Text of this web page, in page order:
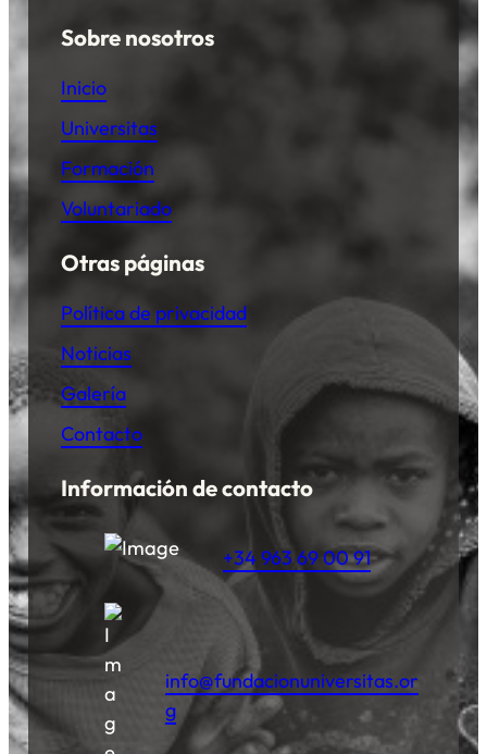
Sobre nosotros
Inicio
Universitas
Formación
Voluntariado
Otras páginas
Política de privacidad
Noticias
Galería
Contacto
Información de contacto
+34 963 69 00 91
info@fundacionuniversitas.or
g